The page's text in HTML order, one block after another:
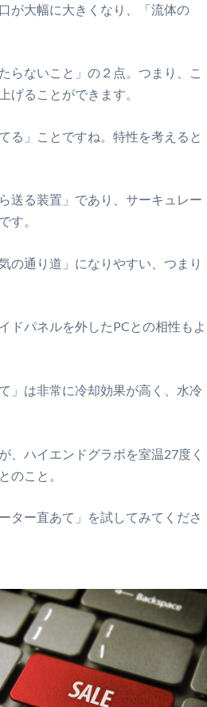
が大幅に大きくなり、「流体の
らないこと」の２点。つまり、こ
げることができます。
る」ことですね。特性を考えると
送る装置」であり、サーキュレー
す。
の通り道」になりやすい、つまり
ドパネルを外したPCとの相性もよ
」は非常に冷却効果が高く、水冷
、ハイエンドグラボを室温27度く
のこと。
ター直あて」を試してみてくださ